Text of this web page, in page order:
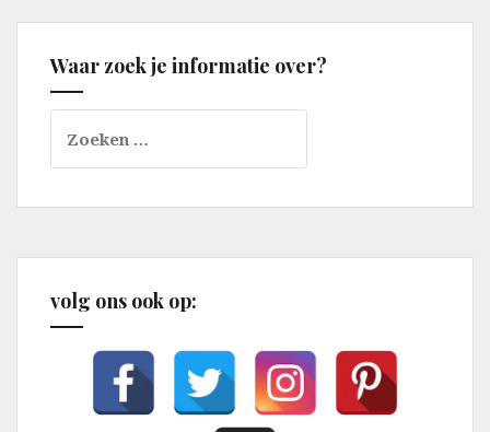
Waar zoek je informatie over?
naar:
volg ons ook op: